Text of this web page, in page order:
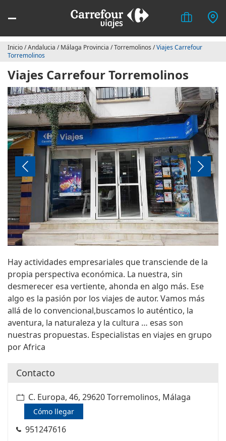
Inicio/Andalucia /Málaga Provincia /Torremolinos /Viajes Carrefour
Torremolinos
Viajes Carrefour Torremolinos
Hay actividades empresariales que transciende de la
propia perspectiva económica. La nuestra, sin
desmerecer esa vertiente, ahonda en algo más. Ese
algo es la pasión por los viajes de autor. Vamos más
allá de lo convencional,buscamos lo auténtico, la
aventura, la naturaleza y la cultura … esas son
nuestras propuestas. Especialistas en viajes en grupo
por Africa
Contacto
C. Europa, 46, 29620 Torremolinos, Málaga
Cómo llegar
951247616